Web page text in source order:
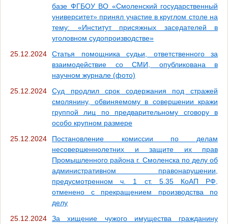
базе ФГБОУ ВО «Смоленский государственный
университет» принял участие в круглом столе на
тему: «Институт присяжных заседателей в
уголовном судопроизводстве»
25.12.2024
Статья помощника судьи, ответственного за
взаимодействие со СМИ, опубликована в
научном журнале (фото)
25.12.2024
Суд продлил срок содержания под стражей
смолянину, обвиняемому в совершении кражи
группой лиц по предварительному сговору в
особо крупном размере
25.12.2024
Постановление комиссии по делам
несовершеннолетних и защите их прав
Промышленного района г. Смоленска по делу об
административном правонарушении,
предусмотренном ч. 1 ст. 5.35 КоАП РФ,
отменено с прекращением производства по
делу
25.12.2024
За хищение чужого имущества гражданину